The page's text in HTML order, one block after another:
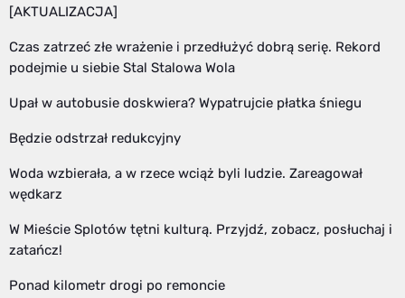
[AKTUALIZACJA]
Czas zatrzeć złe wrażenie i przedłużyć dobrą serię. Rekord
podejmie u siebie Stal Stalowa Wola
Upał w autobusie doskwiera? Wypatrujcie płatka śniegu
Będzie odstrzał redukcyjny
Woda wzbierała, a w rzece wciąż byli ludzie. Zareagował
wędkarz
W Mieście Splotów tętni kulturą. Przyjdź, zobacz, posłuchaj i
zatańcz!
Ponad kilometr drogi po remoncie